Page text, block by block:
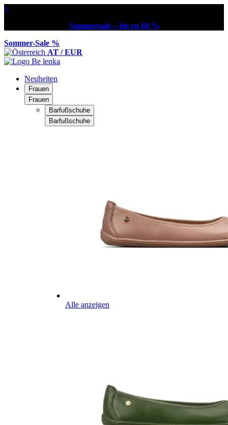
×
Sommersale – bis zu 60 %
Sommer-Sale %
AT / EUR
Neuheiten
Frauen
Frauen
Barfußschuhe
Barfußschuhe
Alle anzeigen